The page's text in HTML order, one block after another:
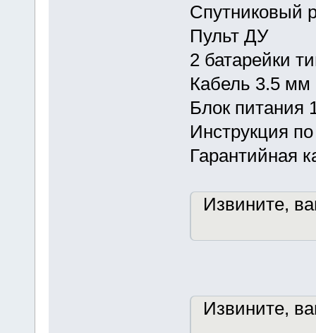
Спутниковый
Пульт ДУ
2 батарейки
Кабель 3.5 мм
Блок питания
Инструкция
Гарантийная
Извините,
Извините,